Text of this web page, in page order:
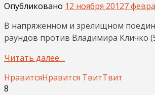
Опубликовано 12 ноября 20127
В напряженном и зрелищном
раундов против Владимира Кличко
Читать далее…
НравитсяНравится ТвитТвит
8